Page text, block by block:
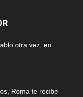
otra vez, en
Roma te recibe